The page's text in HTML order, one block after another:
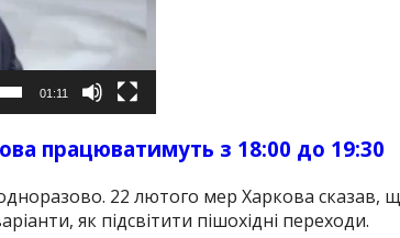
01:11
працюватимуть з 18:00 до 19:30
22 лютого мер Харкова сказав,
як підсвітити пішохідні переходи.